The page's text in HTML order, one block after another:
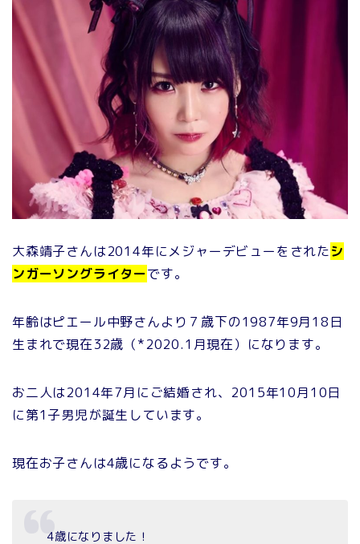
大森靖子さんは2014年にメジャーデビューをされたシ
ンガーソングライターです。
年齢はピエール中野さんより７歳下の1987年9月18日
生まれで現在32歳（*2020.1月現在）になります。
お二人は2014年7月にご結婚され、2015年10月10日
に第1子男児が誕生しています。
現在お子さんは4歳になるようです。
4歳になりました！